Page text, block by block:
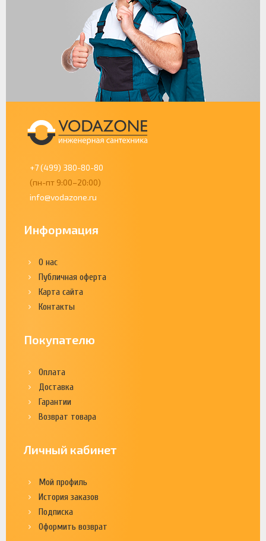
+7 (499) 380-80-80
(пн-пт 9:00–20:00)
info@vodazone.ru
Информация
О нас
Публичная оферта
Карта сайта
Контакты
Покупателю
Оплата
Доставка
Гарантии
Возврат товара
Личный кабинет
Мой профиль
История заказов
Подписка
Оформить возврат